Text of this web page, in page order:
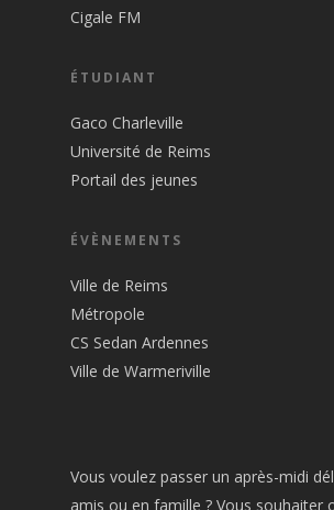
Cigale FM
ÉTUDIANT
Gaco Charleville
Université de Reims
Portail des jeunes
ÉVÈNEMENTS
Ville de Reims
Métropole
CS Sedan Ardennes
Ville de Warmeriville
Vous voulez passer un après-midi
amis ou en famille ? Vous souhaiter